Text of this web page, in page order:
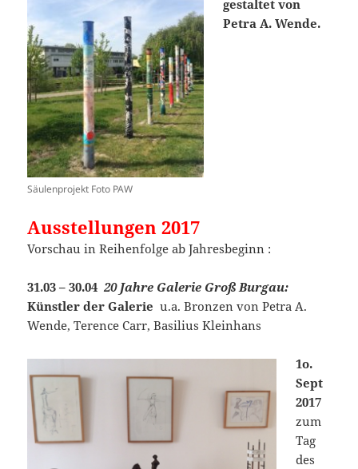
Säulenprojekt Foto PAW
gestaltet von
Petra A. Wende.
Ausstellungen 2017
Vorschau in Reihenfolge ab Jahresbeginn :
31.03 – 30.0420 Jahre Galerie Groß Burgau:
Künstler der Galerieu.a. Bronzen von Petra A.
Wende, Terence Carr, Basilius Kleinhans
1o.
Sept
2017
zum
Tag
des